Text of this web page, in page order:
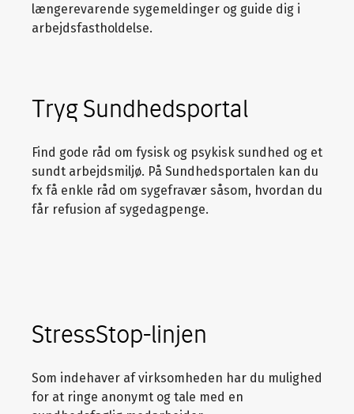
længerevarende sygemeldinger og guide dig i
arbejdsfastholdelse.
Tryg Sundhedsportal
Find gode råd om fysisk og psykisk sundhed og et
sundt arbejdsmiljø. På Sundhedsportalen kan du
fx få enkle råd om sygefravær såsom, hvordan du
får refusion af sygedagpenge.
​​​​​​StressStop-linjen
Som indehaver af virksomheden har du mulighed
for at ringe anonymt og tale med en